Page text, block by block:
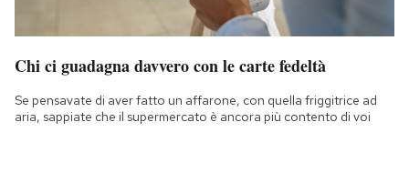
Chi ci guadagna davvero con le carte fedeltà
Se pensavate di aver fatto un affarone, con quella friggitrice ad
aria, sappiate che il supermercato è ancora più contento di voi